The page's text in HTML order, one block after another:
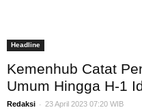
Headline
Kemenhub Catat
Umum Hingga H-1
Redaksi - 23 April 2023 07:20 WIB